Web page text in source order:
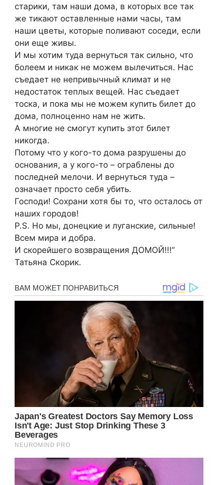
старики, там наши дома, в которых все так
же тикают оставленные нами часы, там
наши цветы, которые поливают соседи, если
они еще живы.
И мы хотим туда вернуться так сильно, что
болеем и никак не можем вылечиться. Нас
съедает не непривычный климат и не
недостаток теплых вещей. Нас съедает
тоска, и пока мы не можем купить билет до
дома, полноценно нам не жить.
А многие не смогут купить этот билет
никогда.
Потому что у кого-то дома разрушены до
основания, а у кого-то – ограблены до
последней мелочи. И вернуться туда –
означает просто себя убить.
Господи! Сохрани хотя бы то, что осталось от
наших городов!
P.S. Но мы, донецкие и луганские, сильные!
Всем мира и добра.
И скорейшего возвращения ДОМОЙ!!!”
Татьяна Скорик.